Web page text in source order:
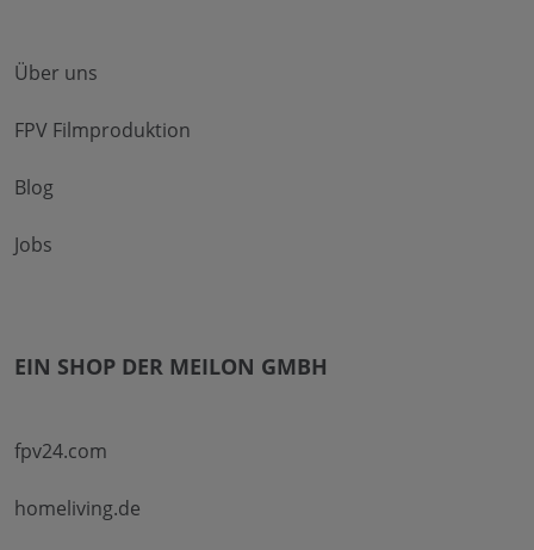
Über uns
FPV Filmproduktion
Blog
Jobs
EIN SHOP DER MEILON GMBH
fpv24.com
homeliving.de